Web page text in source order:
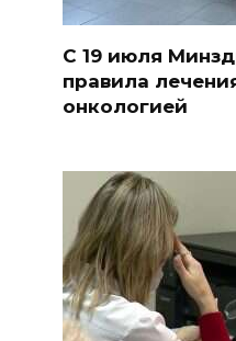
С 19 июля
правила
онкологией